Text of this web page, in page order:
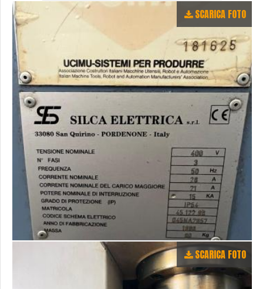
SCARICA FOTO
SCARICA FOTO